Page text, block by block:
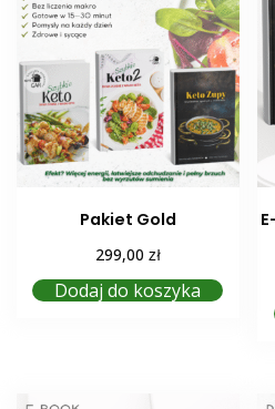
Pakiet Gold
299,00 zł
Dodaj do koszyka